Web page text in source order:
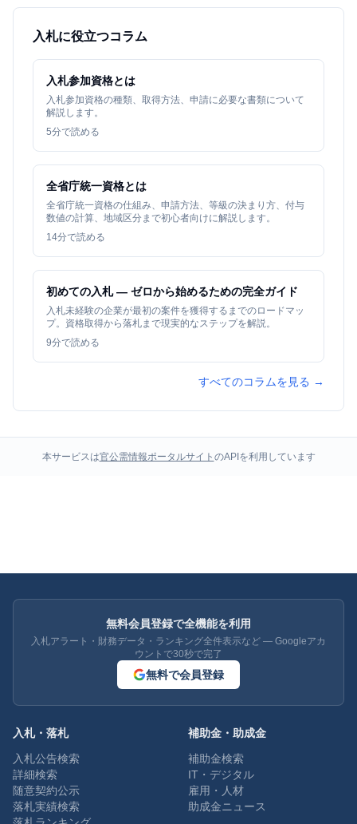
入札に役立つコラム
入札参加資格とは
入札参加資格の種類、取得方法、申請に必要な書類について
解説します。
5分で読める
全省庁統一資格とは
全省庁統一資格の仕組み、申請方法、等級の決まり方、付与
数値の計算、地域区分まで初心者向けに解説します。
14分で読める
初めての入札 — ゼロから始めるための完全ガイド
入札未経験の企業が最初の案件を獲得するまでのロードマッ
プ。資格取得から落札まで現実的なステップを解説。
9分で読める
すべてのコラムを見る →
本サービスは官公需情報ポータルサイト のAPIを利用しています
無料会員登録で全機能を利用
入札アラート・財務データ・ランキング全件表示など — Googleアカ
ウントで30秒で完了
無料で会員登録
入札・落札
入札公告検索
詳細検索
随意契約公示
落札実績検索
補助金・助成金
補助金検索
IT・デジタル
雇用・人材
助成金ニュース